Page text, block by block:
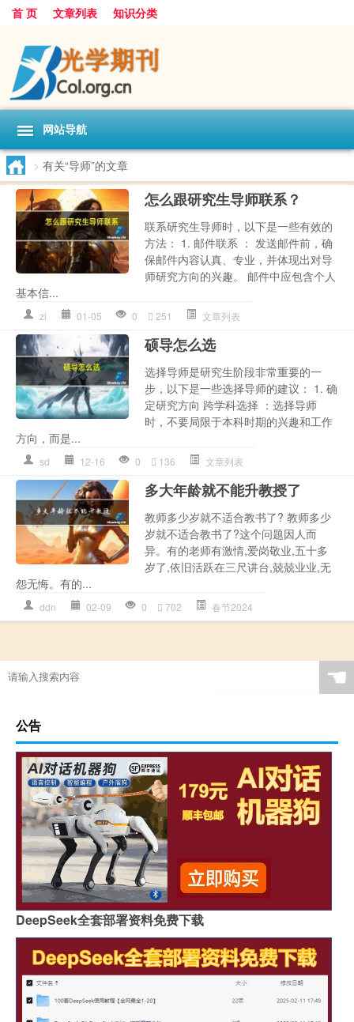
首 页 文章列表 知识分类
网站导航
> 有关“导师”的文章
怎么跟研究生导师联系？
联系研究生导师时，以下是一些有效的
方法： 1. 邮件联系 ： 发送邮件前，确
保邮件内容认真、专业，并体现出对导
师研究方向的兴趣。 邮件中应包含个人
基本信...
zl 01-05 0 251 文章列表
硕导怎么选
选择导师是研究生阶段非常重要的一
步，以下是一些选择导师的建议： 1. 确
定研究方向 跨学科选择 ：选择导师
时，不要局限于本科时期的兴趣和工作
方向，而是...
sd 12-16 0 136 文章列表
多大年龄就不能升教授了
教师多少岁就不适合教书了? 教师多少
岁就不适合教书了?这个问题因人而
异。有的老师有激情,爱岗敬业,五十多
岁了,依旧活跃在三尺讲台,兢兢业业,无
怨无悔。有的...
ddn 02-09 0 702 春节2024
☚
公告
DeepSeek全套部署资料免费下载